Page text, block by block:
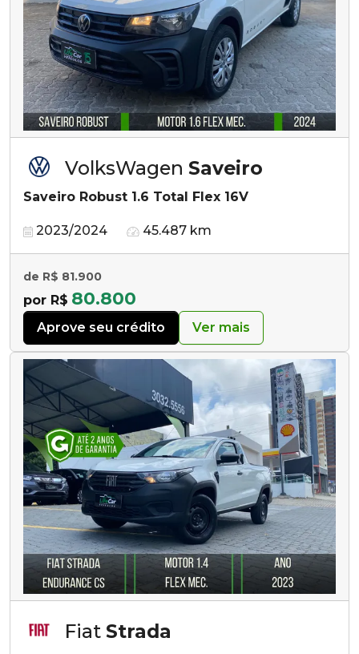
VolksWagen Saveiro
Saveiro Robust 1.6 Total Flex 16V
2023/2024 45.487 km
de R$ 81.900
por R$ 80.800
Aprove seu crédito Ver mais
Fiat Strada